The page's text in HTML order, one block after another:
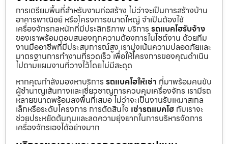
การเตรียมพื้นที่สำหรับงานก่อสร้าง ไม่ว่าจะเป็นการสร้างบ้าน
อาคารพาณิชย์ หรือโครงการขนาดใหญ่ จำเป็นต้องใช้
เครื่องจักรกลหนักที่มีประสิทธิภาพ บริการ รถแบคโฮรับจ้าง
ของเราพร้อมตอบสนองทุกความต้องการในไซต์งาน ด้วยทีม
งานมืออาชีพที่มีประสบการณ์สูง เรามุ่งเน้นความปลอดภัยและ
มาตรฐานการทำงานที่รวดเร็ว เพื่อให้โครงการของคุณดำเนิน
ไปตามแผนงานที่วางไว้โดยไม่มีสะดุด
หากคุณกำลังมองหาบริการ รถแบคโฮให้เช่า ที่มาพร้อมคนขับ
ผู้ชำนาญเส้นทางและเชี่ยวชาญการควบคุมเครื่องจักร เรามีรถ
หลายขนาดพร้อมลงพื้นที่เสมอ ไม่ว่าจะเป็นงานรับเหมาสเกล
เล็กหรือระดับโครงการ การตัดสินใจ เช่ารถแบคโฮ กับเราจะ
ช่วยประหยัดต้นทุนและลดความยุ่งยากในการบริหารจัดการ
เครื่องจักรเองได้อย่างมาก